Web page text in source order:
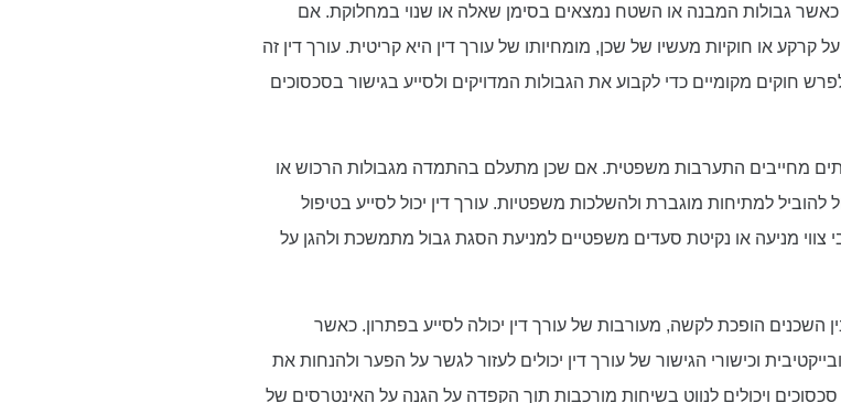
גבולות המבנה או השטח נמצאים בסימן שאלה או שנוי במחלוקת. אם
או חוקיות מעשיו של שכן, מומחיותו של עורך דין היא קריטית. עורך דין זה
חוקים מקומיים כדי לקבוע את הגבולות המדויקים ולסייע בגישור בסכסוכים
מחייבים התערבות משפטית. אם שכן מתעלם בהתמדה מגבולות הרכוש או
למתיחות מוגברת ולהשלכות משפטיות. עורך דין יכול לסייע בטיפול
צווי מניעה או נקיטת סעדים משפטיים למניעת הסגת גבול מתמשכת ולהגן על
הופכת לקשה, מעורבות של עורך דין יכולה לסייע בפתרון. כאשר
וכישורי הגישור של עורך דין יכולים לעזור לגשר על הפער ולהנחות את
ויכולים לנווט בשיחות מורכבות תוך הקפדה על הגנה על האינטרסים של